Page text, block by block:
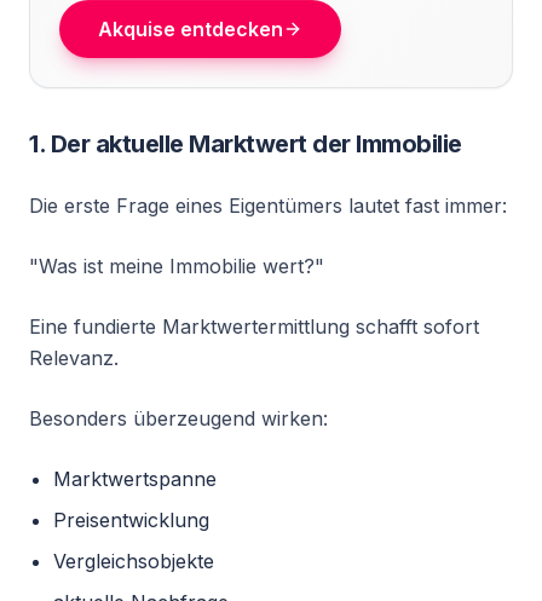
Akquise entdecken
1. Der aktuelle Marktwert der Immobilie
Die erste Frage eines Eigentümers lautet fast immer:
"Was ist meine Immobilie wert?"
Eine fundierte Marktwertermittlung schafft sofort
Relevanz.
Besonders überzeugend wirken:
Marktwertspanne
Preisentwicklung
Vergleichsobjekte